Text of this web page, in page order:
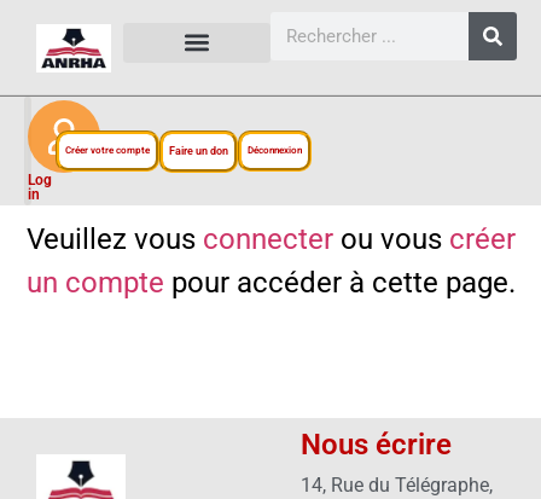
Log
in
Créer votre compte Faire un don Déconnexion
Veuillez vous connecterou vous créer
un compte pour accéder à cette page.
Nous écrire
14, Rue du Télégraphe,